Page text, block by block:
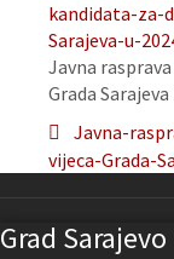
kandidata-za-
Sarajeva-u-
Javna
Grada
Javna-
vijeca-Grada-
Grad Sarajevo